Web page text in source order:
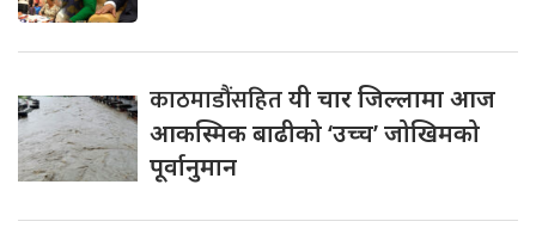
काठमाडौंसहितयी चार जिल्लामा आज
आकस्मिक बाढीको ‘उच्च’ जोखिमको
पूर्वानुमान